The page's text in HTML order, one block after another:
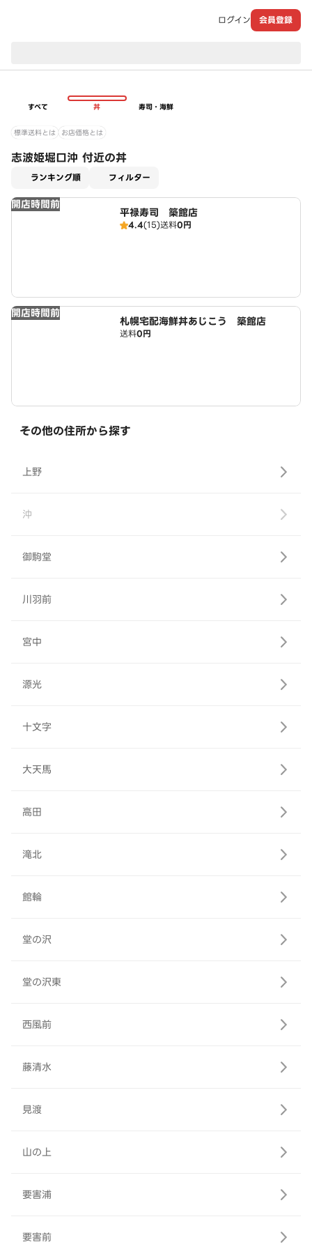
ログイン 会員登録
すべて 丼 寿司・海鮮
標準送料とは お店価格とは
志波姫堀口沖 付近の丼
ランキング順 フィルター
開店時間前
平禄寿司 築館店
4.4(15)送料0円
開店時間前
札幌宅配海鮮丼あじこう 築館店
送料0円
その他の住所から探す
上野
沖
御駒堂
川羽前
宮中
源光
十文字
大天馬
高田
滝北
館輪
堂の沢
堂の沢東
西風前
藤清水
見渡
山の上
要害浦
要害前